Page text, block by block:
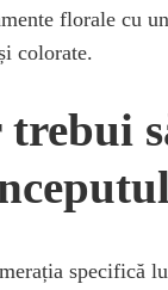
florale cu
colorate.
trebui
specifică